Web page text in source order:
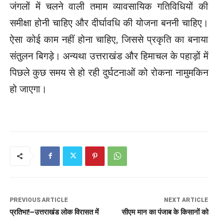
जंगलों में चलने वाली तमाम व्यावसायिक गतिविधियों की
समीक्षा होनी चाहिए और दीर्घावधि की योजना बननी चाहिए।
ऐसा कोई काम नहीं होना चाहिए, जिससे प्रकृति का बनाया
संतुलन बिगड़े। अन्यथा उत्तराखंड और हिमाचल के पहाड़ों में
पिछले कुछ समय से हो रही दुर्घटनाओं को रोकना नामुमकिन
हो जाएगा।
PREVIOUS ARTICLE
प्रतिभा!–उत्तराखंड लोक विरासत में
NEXT ARTICLE
सीएम मान का पंजाब के किसानों को